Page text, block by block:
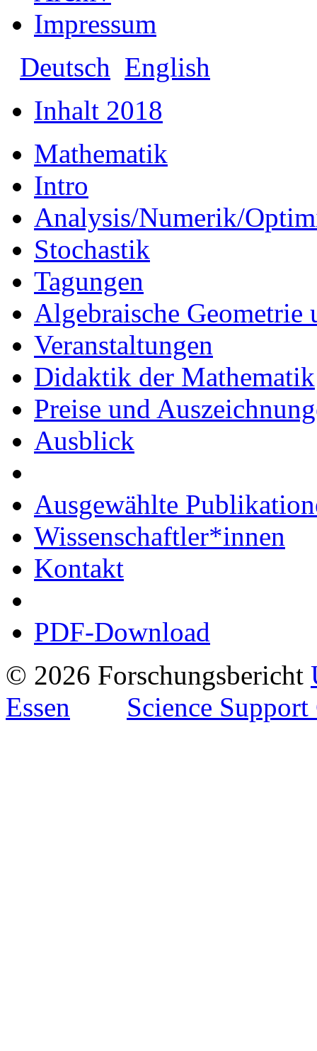
Impressum
Deutsch English
Inhalt 2018
Mathematik
Intro
Analysis/Numerik/
Stochastik
Tagungen
Algebraische
Veranstaltungen
Didaktik der Mathematik
Preise und
Ausblick
Ausgewählte
Wissenschaftler*innen
Kontakt
PDF-Download
© 2026 Forschungsbericht
Essen
Science